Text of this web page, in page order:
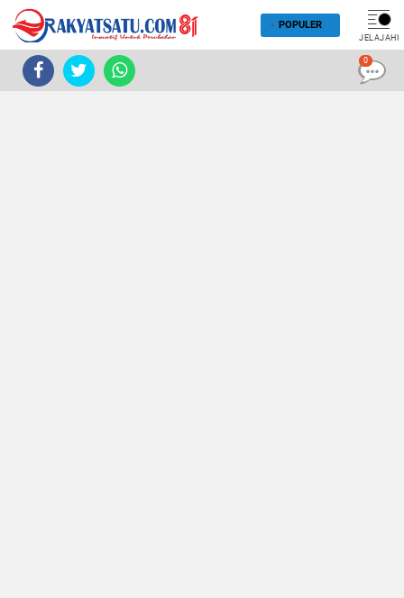
POPULER
JELAJAHI
0